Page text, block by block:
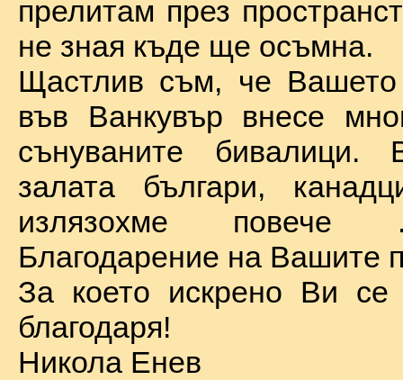
прелитам през
не зная къде ще осъмна.
Щастлив съм, че Вашето
във Ванкувър внесе
сънуваните бивалици.
залата българи,
излязохме
Благодарение на Вашите
За което искрено Ви се
благодаря!
Никола Енев